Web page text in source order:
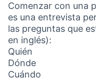
Comenzar con una
es una entrevista
las preguntas que
en inglés):
Quién
Dónde
Cuándo